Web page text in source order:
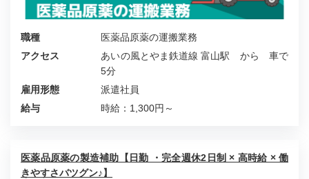
職種
医薬品原薬の運搬業務
アクセス
あいの風とやま鉄道線 富山駅 から 車で
5分
雇用形態
派遣社員
給与
時給：1,300円～
医薬品原薬の製造補助【日勤 ・完全週休2日制 × 高時給 × 働
きやすさバツグン♪】